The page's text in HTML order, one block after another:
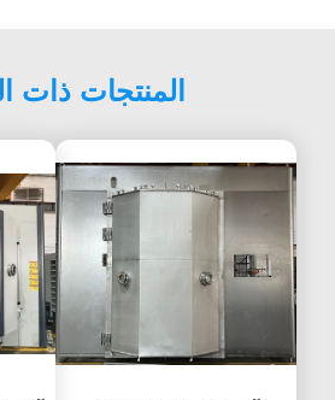
المنتجات ذات